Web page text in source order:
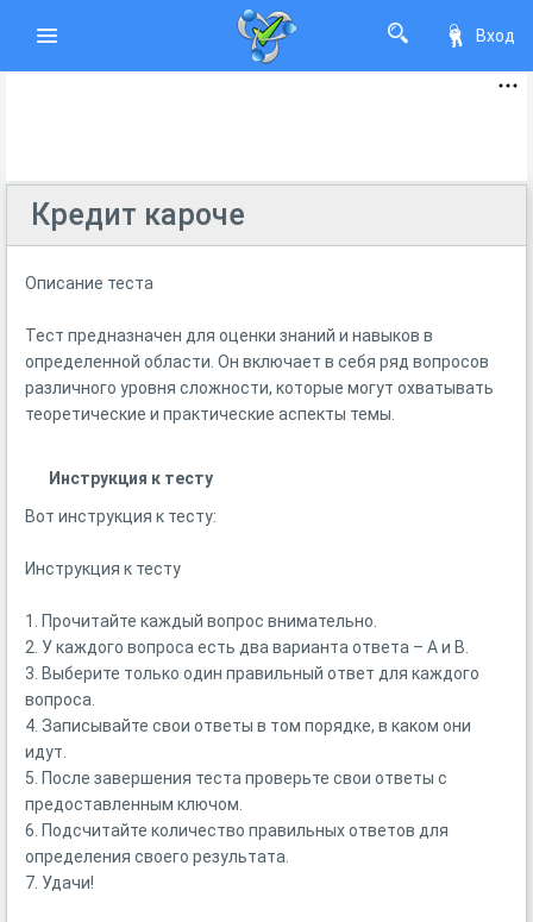
Вход
Кредит кароче
Описание теста
Тест предназначен для оценки знаний и навыков в
определенной области. Он включает в себя ряд вопросов
различного уровня сложности, которые могут охватывать
теоретические и практические аспекты темы.
Инструкция к тесту
Вот инструкция к тесту:
Инструкция к тесту
1. Прочитайте каждый вопрос внимательно.
2. У каждого вопроса есть два варианта ответа – A и B.
3. Выберите только один правильный ответ для каждого
вопроса.
4. Записывайте свои ответы в том порядке, в каком они
идут.
5. После завершения теста проверьте свои ответы с
предоставленным ключом.
6. Подсчитайте количество правильных ответов для
определения своего результата.
7. Удачи!